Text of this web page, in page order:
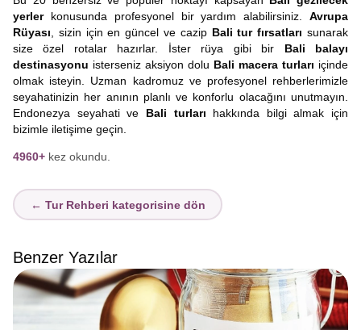
yerlerkonusunda profesyonel bir yardım alabilirsiniz. Avrupa
Rüyası , sizin için en güncel ve cazip Bali tur fırsatları sunarak
size özel rotalar hazırlar. İster rüya gibi bir Bali balayı
destinasyonu isterseniz aksiyon dolu Bali macera turları içinde
olmak isteyin. Uzman kadromuz ve profesyonel rehberlerimizle
seyahatinizin her anının planlı ve konforlu olacağını unutmayın.
Endonezya seyahati ve Bali turları hakkında bilgi almak için
bizimle iletişime geçin.
4960+ kez okundu.
← Tur Rehberi kategorisine dön
Benzer Yazılar